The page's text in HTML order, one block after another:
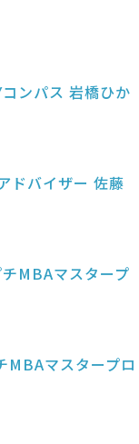
ンパス 岩橋ひか
ドバイザー 佐藤
MBAマスタープ
MBAマスタープロ